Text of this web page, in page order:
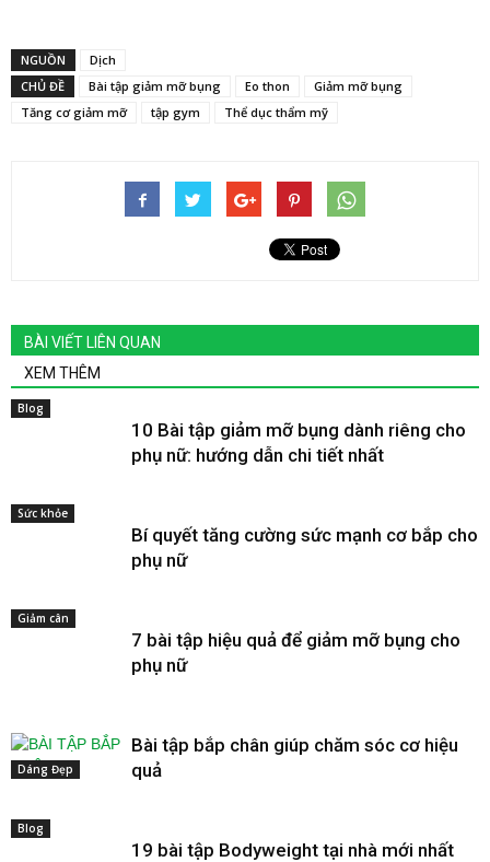
NGUỒN
Dịch
CHỦ ĐỀ
Bài tập giảm mỡ bụng Eo thon
Giảm mỡ bụng
Tăng cơ giảm mỡ
tập gym Thể dục thẩm mỹ
BÀI VIẾT LIÊN QUAN
XEM THÊM
Blog
10 Bài tập giảm mỡ bụng dành riêng cho
phụ nữ: hướng dẫn chi tiết nhất
Sức khỏe
Bí quyết tăng cường sức mạnh cơ bắp cho
phụ nữ
Giảm cân
7 bài tập hiệu quả để giảm mỡ bụng cho
phụ nữ
Dáng Đẹp
Bài tập bắp chân giúp chăm sóc cơ hiệu
quả
Blog
19 bài tập Bodyweight tại nhà mới nhất